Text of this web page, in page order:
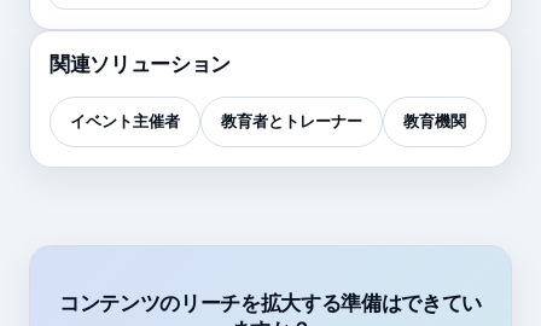
関連ソリューション
イベント主催者 教育者とトレーナー 教育機関
コンテンツのリーチを拡大する準備はできてい